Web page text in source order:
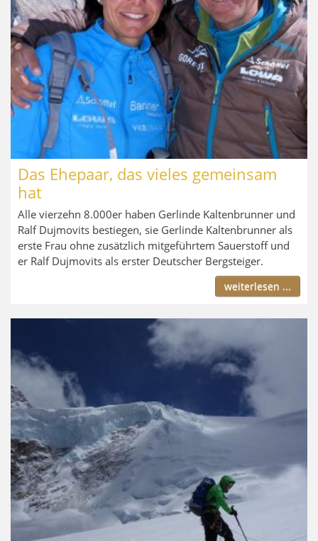
Das Ehepaar, das vieles gemeinsam
hat
Alle vierzehn 8.000er haben Gerlinde Kaltenbrunner und
Ralf Dujmovits bestiegen, sie Gerlinde Kaltenbrunner als
erste Frau ohne zusätzlich mitgeführtem Sauerstoff und
er Ralf Dujmovits als erster Deutscher Bergsteiger.
weiterlesen ...